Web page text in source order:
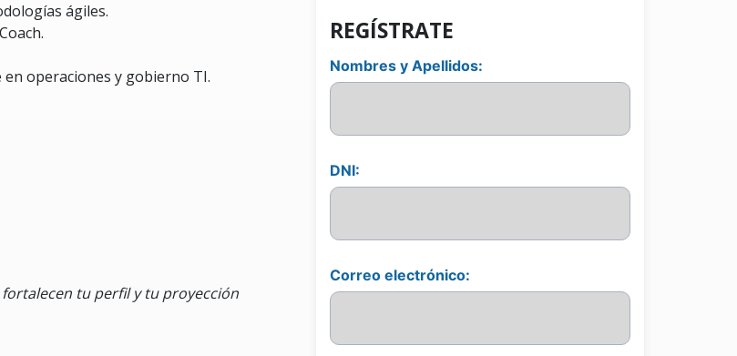
ágiles.
operaciones y gobierno TI.
tu perfil y tu proyección
REGÍSTRATE
Nombres y Apellidos:
DNI:
Correo electrónico: